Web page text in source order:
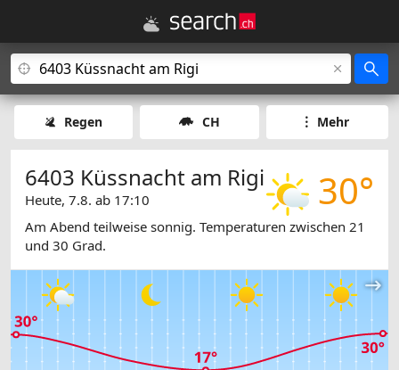
Regen CH Mehr
30°
6403 Küssnacht am Rigi
Heute, 7.8. ab 17:10
Am Abend teilweise sonnig. Temperaturen zwischen 21
und 30 Grad.